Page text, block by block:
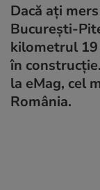
Dacă ați
București-
kilometrul
în
la eMag, cel
România.